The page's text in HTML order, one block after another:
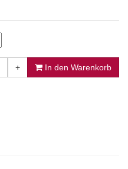
+ In den Warenkorb